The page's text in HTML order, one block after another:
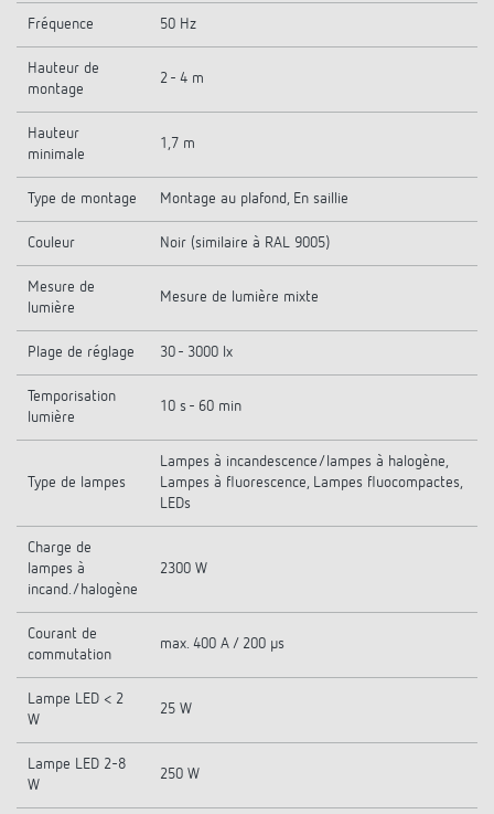
Fréquence 50 Hz
Hauteur de
montage
2 - 4 m
Hauteur
minimale
1,7 m
Type de montage Montage au plafond, En saillie
Couleur Noir (similaire à RAL 9005)
Mesure de
lumière
Mesure de lumière mixte
Plage de réglage 30 - 3000 lx
Temporisation
lumière
10 s - 60 min
Type de lampes
Lampes à incandescence/lampes à halogène,
Lampes à fluorescence, Lampes fluocompactes,
LEDs
Charge de
lampes à
incand./halogène
2300 W
Courant de
commutation
max. 400 A / 200 µs
Lampe LED < 2
W
25 W
Lampe LED 2-8
W
250 W